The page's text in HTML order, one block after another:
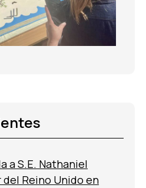
a S.E. Nathaniel
Reino Unido en